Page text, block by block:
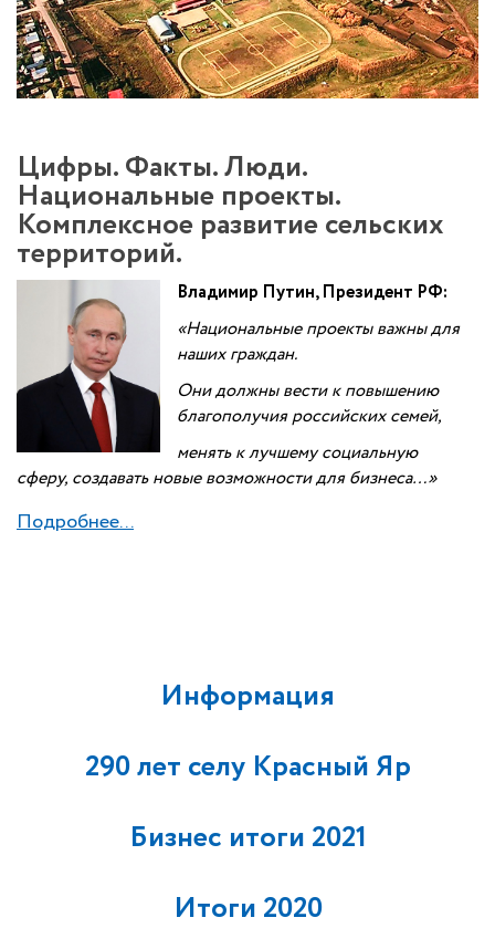
Цифры. Факты. Люди.
Национальные проекты.
Комплексное развитие сельских
территорий.
Владимир Путин, Президент РФ:
«Национальные проекты важны для
наших граждан.
Они должны вести к повышению
благополучия российских семей,
менять к лучшему социальную
сферу, создавать новые возможности для бизнеса…»
Подробнее...
Информация
290 лет селу Красный Яр
Бизнес итоги 2021
Итоги 2020